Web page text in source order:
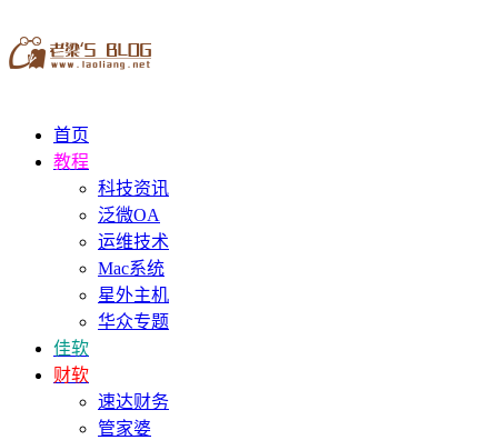
首页
教程
科技资讯
泛微OA
运维技术
Mac系统
星外主机
华众专题
佳软
财软
速达财务
管家婆